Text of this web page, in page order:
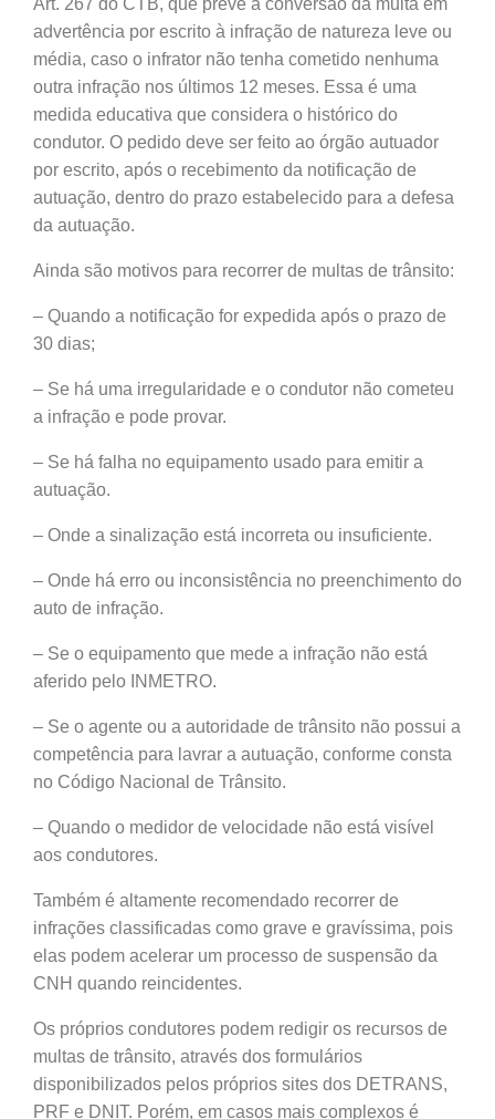
Art. 267 do CTB, que prevê a conversão da multa em
advertência por escrito à infração de natureza leve ou
média, caso o infrator não tenha cometido nenhuma
outra infração nos últimos 12 meses. Essa é uma
medida educativa que considera o histórico do
condutor. O pedido deve ser feito ao órgão autuador
por escrito, após o recebimento da notificação de
autuação, dentro do prazo estabelecido para a defesa
da autuação.
Ainda são motivos para recorrer de multas de trânsito:
– Quando a notificação for expedida após o prazo de
30 dias;
– Se há uma irregularidade e o condutor não cometeu
a infração e pode provar.
– Se há falha no equipamento usado para emitir a
autuação.
– Onde a sinalização está incorreta ou insuficiente.
– Onde há erro ou inconsistência no preenchimento do
auto de infração.
– Se o equipamento que mede a infração não está
aferido pelo INMETRO.
– Se o agente ou a autoridade de trânsito não possui a
competência para lavrar a autuação, conforme consta
no Código Nacional de Trânsito.
– Quando o medidor de velocidade não está visível
aos condutores.
Também é altamente recomendado recorrer de
infrações classificadas como grave e gravíssima, pois
elas podem acelerar um processo de suspensão da
CNH quando reincidentes.
Os próprios condutores podem redigir os recursos de
multas de trânsito, através dos formulários
disponibilizados pelos próprios sites dos DETRANS,
PRF e DNIT. Porém, em casos mais complexos é